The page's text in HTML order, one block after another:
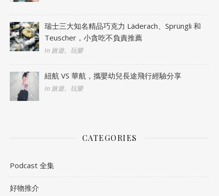
瑞士三大知名精品巧克力 Läderach、Sprüngli 和
Teuscher，小貪吃不負責推薦
In 旅遊。玩樂
紐航 VS 華航，攜嬰幼兒長途飛行經驗分享
In 旅遊。玩樂
CATEGORIES
Podcast 全集
好物推介